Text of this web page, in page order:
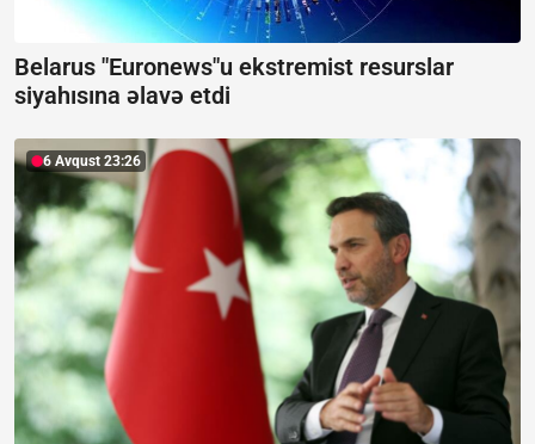
Belarus "Euronews"u ekstremist resurslar
siyahısına əlavə etdi
6 Avqust 23:26